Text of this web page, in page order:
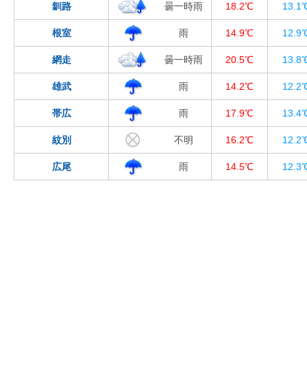
釧路 曇一時雨 18.2℃
根室 雨 14.9℃
網走 曇一時雨 20.5℃
雄武 雨 14.2℃
帯広 雨 17.9℃
紋別 不明 16.2℃
広尾 雨 14.5℃